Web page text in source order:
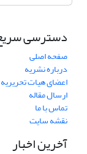
دسترسی
صفحه اصلی
درباره نشریه
اعضای هیات تحریریه
ارسال مقاله
تماس با ما
نقشه سایت
آخرین اخبار